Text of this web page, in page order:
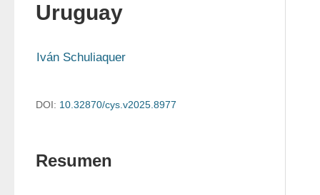
Uruguay
Iván Schuliaquer
DOI: 10.32870/cys.v2025.8977
Resumen